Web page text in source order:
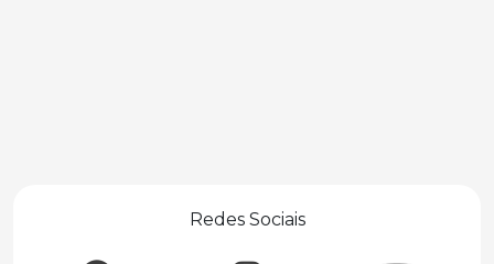
Redes Sociais